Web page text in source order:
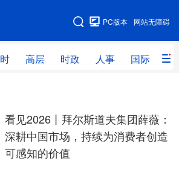
网站无障碍
PC版本
高层 时政 人事 国际 财
网站地图
财经 网评 港澳
思客智库 全球连线 教育
看见2026丨拜尔斯道夫集团薛薇：
深耕中国市场，持续为消费者创造
可感知的价值